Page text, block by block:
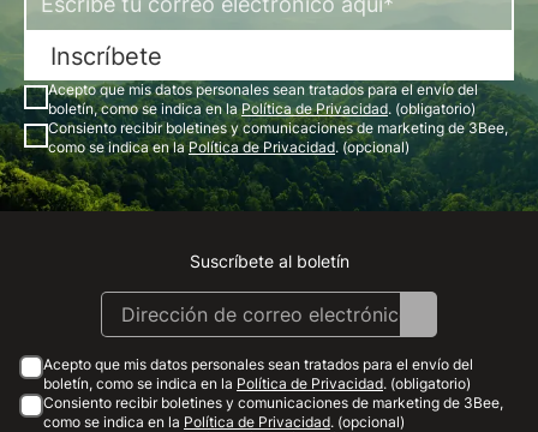
Inscríbete
Acepto que mis datos personales sean tratados para el envío del
boletín, como se indica en laPolítica de Privacidad. (obligatorio)
Consiento recibir boletines y comunicaciones de marketing de 3Bee,
como se indica en laPolítica de Privacidad. (opcional)
Instagram
Facebook
Linkedin
Youtube
Suscríbete al boletín
Acepto que mis datos personales sean tratados para el envío del
boletín, como se indica en la Política de Privacidad. (obligatorio)
Consiento recibir boletines y comunicaciones de marketing de 3Bee,
como se indica en la Política de Privacidad. (opcional)